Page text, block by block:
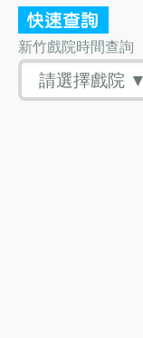
新竹戲院時間查詢